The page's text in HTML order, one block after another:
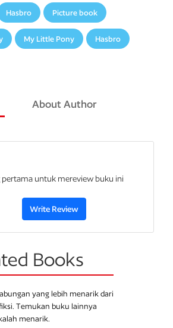
di toko perkakas. Tapi sesampainya di
toko itu hanyalah abu. Toko perkakas
Big McIntosh menyerah membeli paku?
Hasbro Picture book
My Little Pony Hasbro
About Author
pertama untuk mereview buku ini
Write Review
Books
yang lebih menarik dari
Temukan buku lainnya
menarik.